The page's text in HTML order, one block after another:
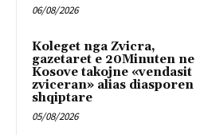
06/08/2026
Koleget nga Zvicra,
gazetaret e 20Minuten ne
Kosove takojne «vendasit
zviceran» alias diasporen
shqiptare
05/08/2026